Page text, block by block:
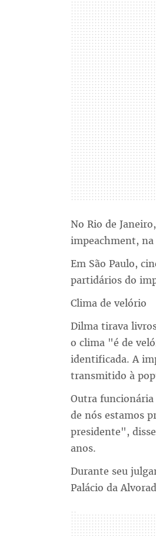
No Rio de
impeachment,
Em São Paulo,
partidários do
Clima de velório
Dilma tirava
o clima "é de
identificada. A
transmitido à
Outra
de nós estamos
presidente",
anos.
Durante seu
Palácio da